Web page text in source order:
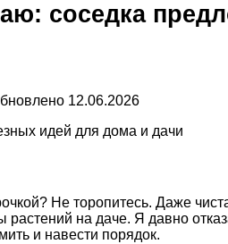
соседка
12.06.2026
Не торопитесь. Даже
на даче. Я давно
и навести порядок.